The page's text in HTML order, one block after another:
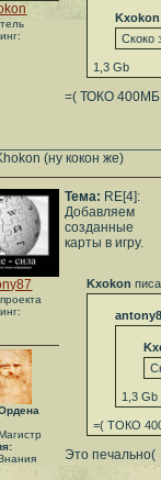
Kxokon
Скоко
1,3 Gb
=( ТОКО 400МБ
(ну кокон же)
Тема: RE[4]:
Добавляем
созданные
карты в игру.
Kxokon
1,3 Gb
=( ТОКО
Это печально(